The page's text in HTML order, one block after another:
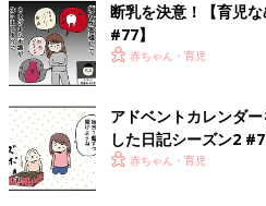
断乳を決意！【育児
#77】
赤ちゃん・育児
アドベントカレンダ
した日記シーズン2
赤ちゃん・育児